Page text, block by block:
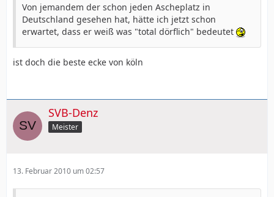
Von jemandem der schon jeden Ascheplatz in
Deutschland gesehen hat, hätte ich jetzt schon
erwartet, dass er weiß was "total dörflich" bedeutet
ist doch die beste ecke von köln
SVB-Denz
Meister
13. Februar 2010 um 02:57